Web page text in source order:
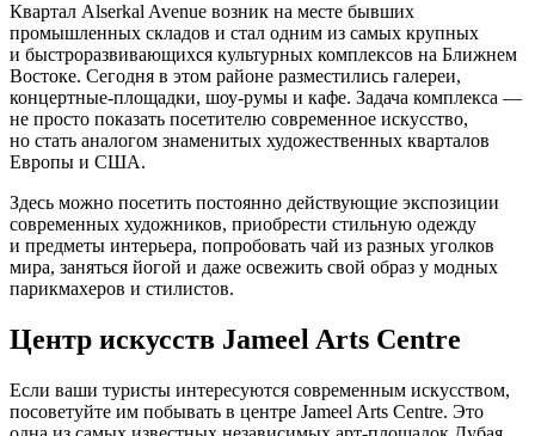
Квартал Alserkal Avenue возник на месте бывших
промышленных складов и стал одним из самых крупных
и быстроразвивающихся культурных комплексов на Ближнем
Востоке. Сегодня в этом районе разместились галереи,
концертные-площадки, шоу-румы и кафе. Задача комплекса —
не просто показать посетителю современное искусство,
но стать аналогом знаменитых художественных кварталов
Европы и США.
Здесь можно посетить постоянно действующие экспозиции
современных художников, приобрести стильную одежду
и предметы интерьера, попробовать чай из разных уголков
мира, заняться йогой и даже освежить свой образ у модных
парикмахеров и стилистов.
Центр искусств Jameel Arts Centre
Если ваши туристы интересуются современным искусством,
посоветуйте им побывать в центре Jameel Arts Centre. Это